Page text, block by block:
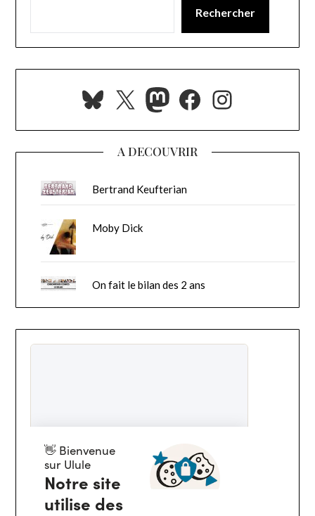
Rechercher
Bluesky
X Mastodon
Facebook
A DECOUVRIR
Bertrand Keufterian
Moby Dick
On fait le bilan des 2 ans